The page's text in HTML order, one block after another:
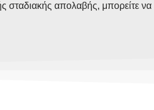
απολαβής, μπορείτε να